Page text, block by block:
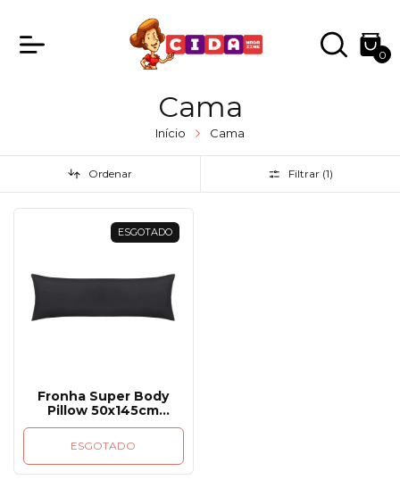
0
Cama
Início Cama
Ordenar Filtrar (1)
ESGOTADO
Fronha Super Body
Pillow 50x145cm
Altenburg Toque
Acetinado
ESGOTADO